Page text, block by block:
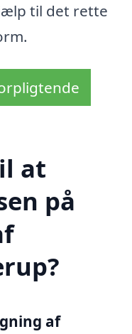
til det rette
at
på
af